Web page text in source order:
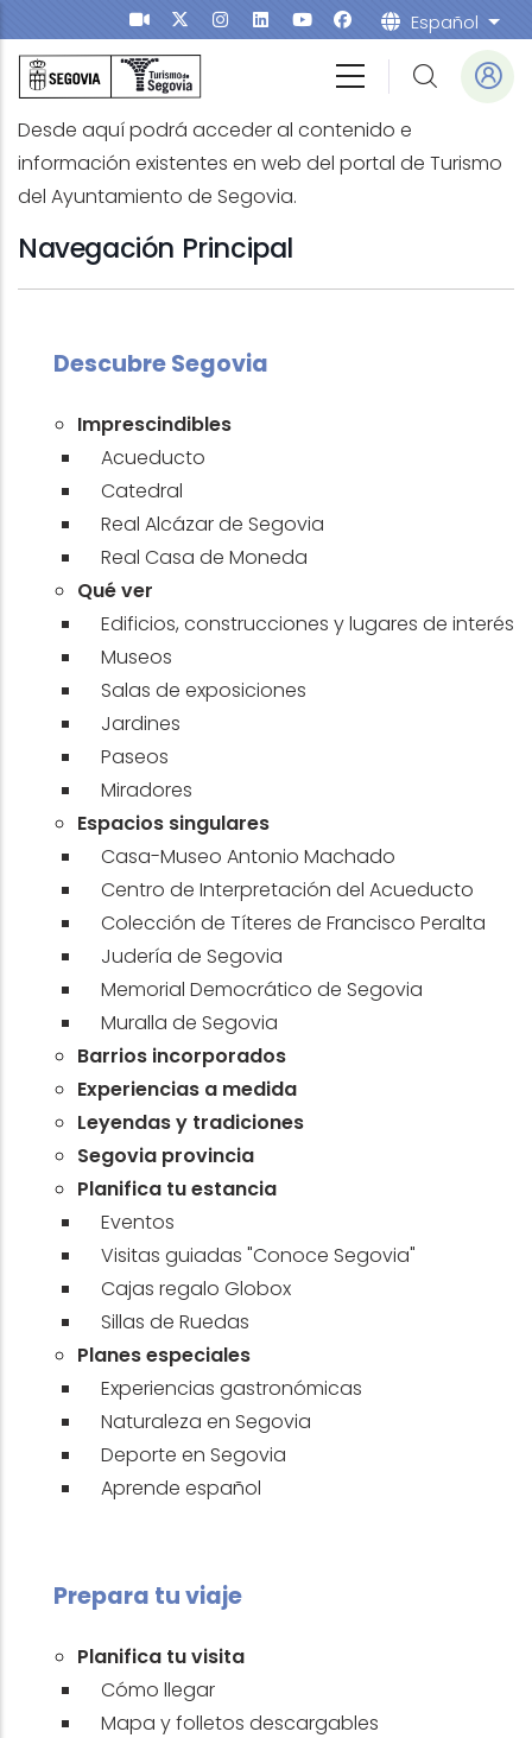
Pasar al contenido principal Español
Desde aquí podrá acceder al contenido e
información existentes en web del portal de Turismo
del Ayuntamiento de Segovia.
Navegación Principal
Descubre Segovia
Imprescindibles
Acueducto
Catedral
Real Alcázar de Segovia
Real Casa de Moneda
Qué ver
Edificios, construcciones y lugares de interés
Museos
Salas de exposiciones
Jardines
Paseos
Miradores
Espacios singulares
Casa-Museo Antonio Machado
Centro de Interpretación del Acueducto
Colección de Títeres de Francisco Peralta
Judería de Segovia
Memorial Democrático de Segovia
Muralla de Segovia
Barrios incorporados
Experiencias a medida
Leyendas y tradiciones
Segovia provincia
Planifica tu estancia
Eventos
Visitas guiadas "Conoce Segovia"
Cajas regalo Globox
Sillas de Ruedas
Planes especiales
Experiencias gastronómicas
Naturaleza en Segovia
Deporte en Segovia
Aprende español
Prepara tu viaje
Planifica tu visita
Cómo llegar
Mapa y folletos descargables